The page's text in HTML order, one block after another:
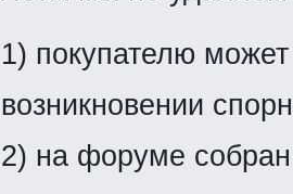
1) покупателю
возникновении
2) на форуме